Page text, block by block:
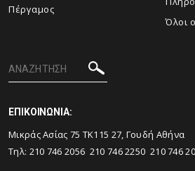
Πέργαμος
Όλοι
ΕΠΙΚΟΙΝΩΝΙΑ:
Μικράς Ασίας 75 TK115 27, Γουδή Αθήνα
Τηλ: 210 746 2056 210 746 2250 210 746